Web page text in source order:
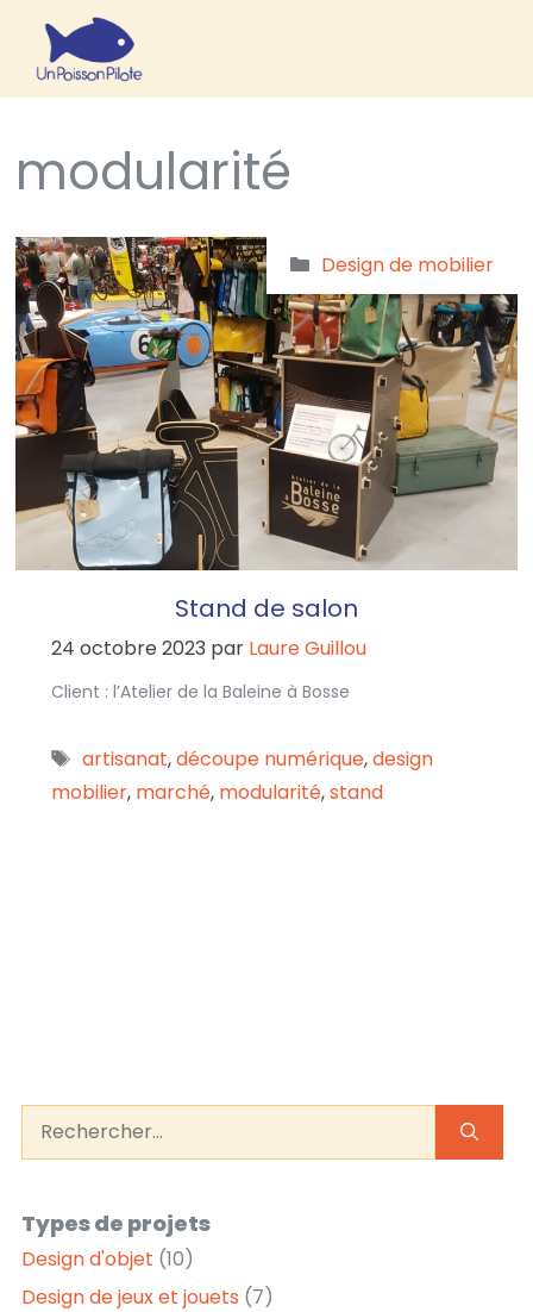
modularité
Stand de salon
24 octobre 2023 par Laure Guillou
Client : l’Atelier de la Baleine à Bosse
Design de mobilier
artisanat,découpe numérique,design
mobilier, marché, modularité,stand
Types de projets
Design d'objet (10)
Design de jeux et jouets (7)